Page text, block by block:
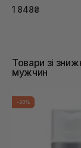
1 848₴
Товари зі
мужчин
-20%